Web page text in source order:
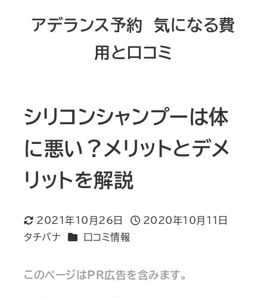
アデランス予約 気になる費
用と口コミ
シリコンシャンプーは体
に悪い？メリットとデメ
リットを解説
2021年10月26日
投稿日
2020年10月11日
タチバナ カテゴリー
口コミ情報
このページはPR広告を含みます。